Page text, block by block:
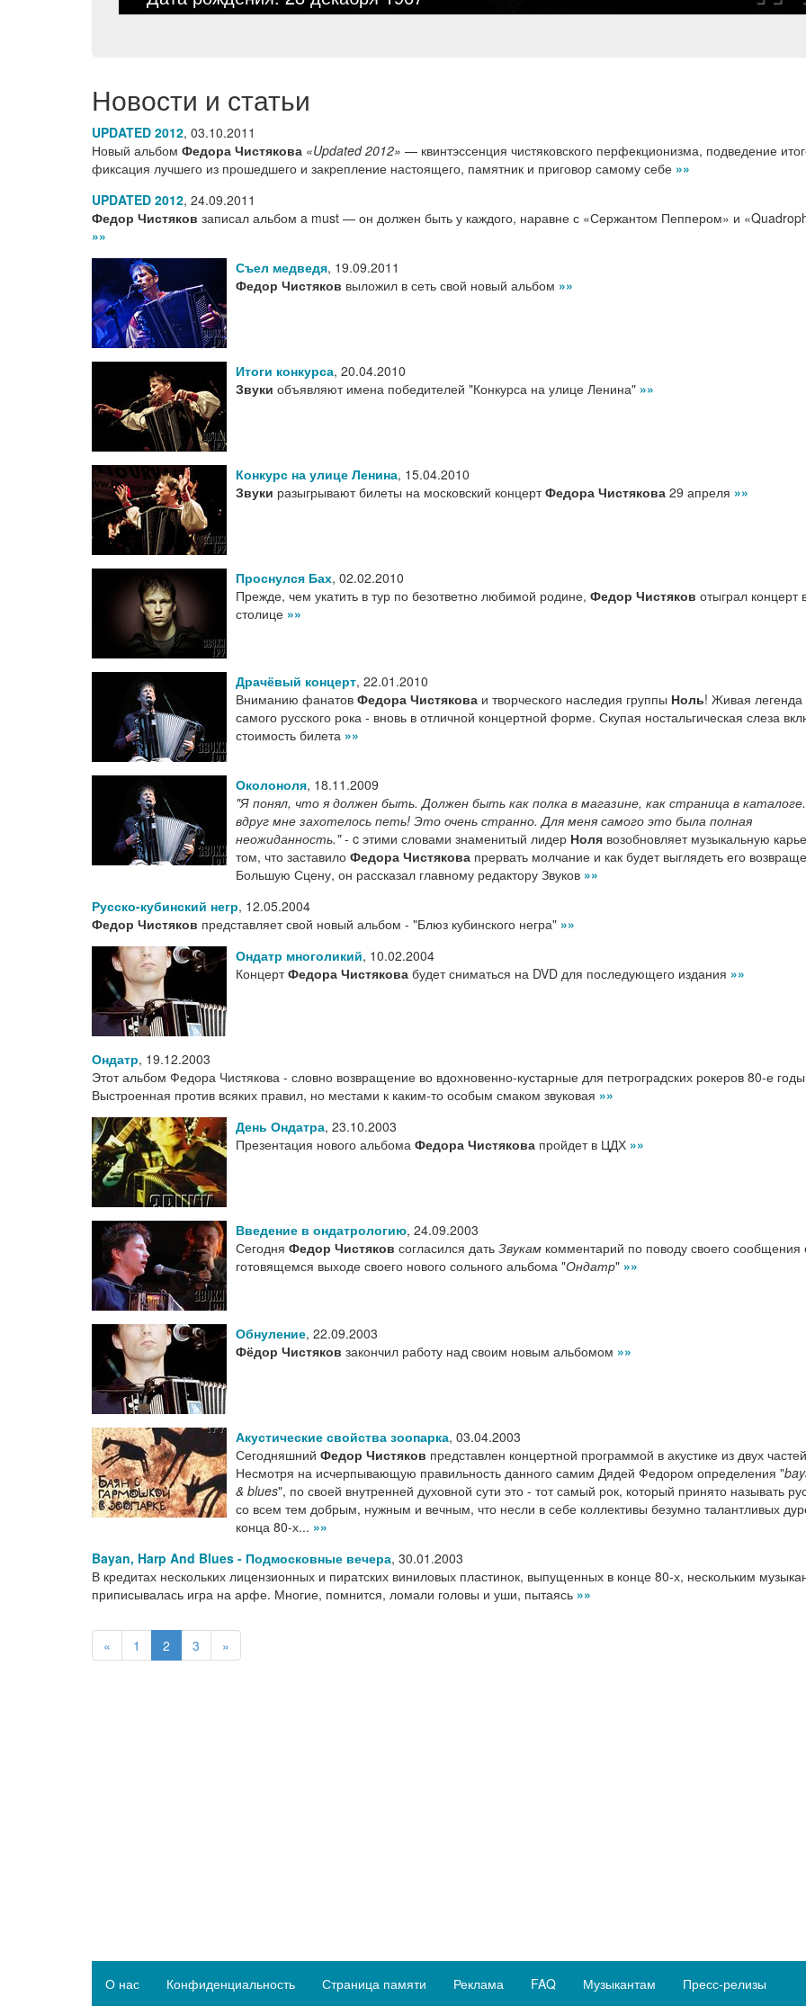
Новости и статьи
UPDATED 2012, 03.10.2011
Новый альбом Федора Чистякова «Updated 2012» — квинтэссенция чистяковского перфекционизма, подведение
фиксация лучшего из прошедшего и закрепление настоящего, памятник и приговор самому себе »»
UPDATED 2012, 24.09.2011
Федор Чистяков записал альбом a must — он должен быть у каждого, наравне с «Сержантом Пеппером» и
»»
Съел медведя, 19.09.2011
Федор Чистяков выложил в сеть свой новый альбом »»
Итоги конкурса, 20.04.2010
Звуки объявляют имена победителей "Конкурса на улице Ленина" »»
Конкурс на улице Ленина, 15.04.2010
Звуки разыгрывают билеты на московский концертФедора Чистякова 29 апреля »»
Проснулся Бах, 02.02.2010
Прежде, чем укатить в тур по безответно любимой родине, Федор Чистяков отыграл концерт
столице »»
Драчёвый концерт, 22.01.2010
Вниманию фанатов Федора Чистякова и творческого наследия группы Ноль! Живая легенда
самого русского рока - вновь в отличной концертной форме. Скупая ностальгическая слеза
стоимость билета »»
Околоноля, 18.11.2009
"Я понял, что я должен быть. Должен быть как полка в магазине, как страница в
вдруг мне захотелось петь! Это очень странно. Для меня самого это была полная
неожиданность."- c этими словами знаменитый лидер Ноля возобновляет музыкальную
том, что заставило Федора Чистякова прервать молчание и как будет выглядеть его
Большую Сцену, он рассказал главному редактору Звуков »»
Русско-кубинский негр, 12.05.2004
Федор Чистяков представляет свой новый альбом - "Блюз кубинского негра" »»
Ондатр многоликий, 10.02.2004
КонцертФедора Чистякова будет сниматься на DVD для последующего издания »»
Ондатр, 19.12.2003
Этот альбом Федора Чистякова - словно возвращение во вдохновенно-кустарные для петроградских рокеров 80-е
Выстроенная против всяких правил, но местами к каким-то особым смаком звуковая »»
День Ондатра, 23.10.2003
Презентация нового альбома Федора Чистякова пройдет в ЦДХ »»
Введение в ондатрологию, 24.09.2003
Сегодня Федор Чистяков согласился дать Звукам комментарий по поводу своего сообщения
готовящемся выходе своего нового сольного альбома "Ондатр" »»
Обнуление, 22.09.2003
Фёдор Чистяков закончил работу над своим новым альбомом »»
Акустические свойства зоопарка, 03.04.2003
Сегодняшний Федор Чистяков представлен концертной программой в акустике из двух
Несмотря на исчерпывающую правильность данного самим Дядей Федором определения "
& blues", по своей внутренней духовной сути это - тот самый рок, который принято называть
со всем тем добрым, нужным и вечным, что несли в себе коллективы безумно талантливых
конца 80-х... »»
Bayan, Harp And Blues - Подмосковные вечера, 30.01.2003
В кредитах нескольких лицензионных и пиратских виниловых пластинок, выпущенных в конце 80-х, нескольким
приписывалась игра на арфе. Многие, помнится, ломали головы и уши, пытаясь »»
« 1 2 3 »
О нас Конфиденциальность Страница памяти Реклама FAQ Музыкантам Пресс-релизы